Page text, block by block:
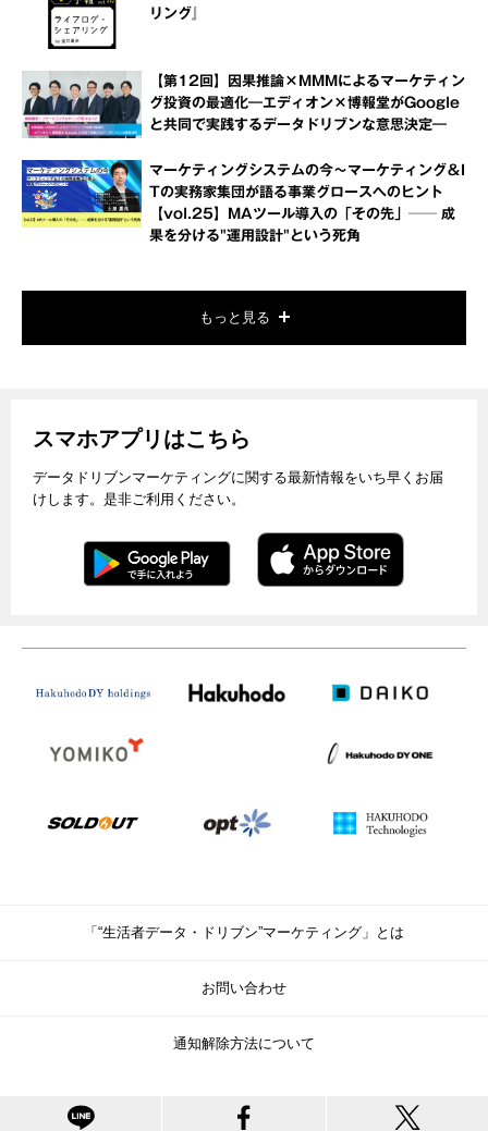
リング』
【第12回】因果推論×MMMによるマーケティン
グ投資の最適化―エディオン×博報堂がGoogle
と共同で実践するデータドリブンな意思決定―
マーケティングシステムの今～マーケティング＆I
Tの実務家集団が語る事業グロースへのヒント
【vol.25】MAツール導入の「その先」── 成
果を分ける"運用設計"という死角
もっと見る
スマホアプリはこちら
データドリブンマーケティングに関する最新情報をいち早くお届
けします。是非ご利用ください。
「“生活者データ・ドリブン”マーケティング」とは
お問い合わせ
通知解除方法について
© Copyright Hakuhodo DY Holdings Inc. All rights reserved.